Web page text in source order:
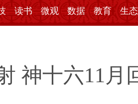
读书 微观 数据 教育 生态
神十六11月